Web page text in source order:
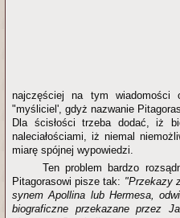
najczęściej na tym wiadomości
"myśliciel', gdyż nazwanie
Dla ścisłości trzeba dodać, iż
naleciałościami, iż niemal
miarę spójnej wypowiedzi.
Ten problem bardzo
Pitagorasowi pisze tak: "Przekazy
synem Apollina lub Hermesa,
biograficzne przekazane przez